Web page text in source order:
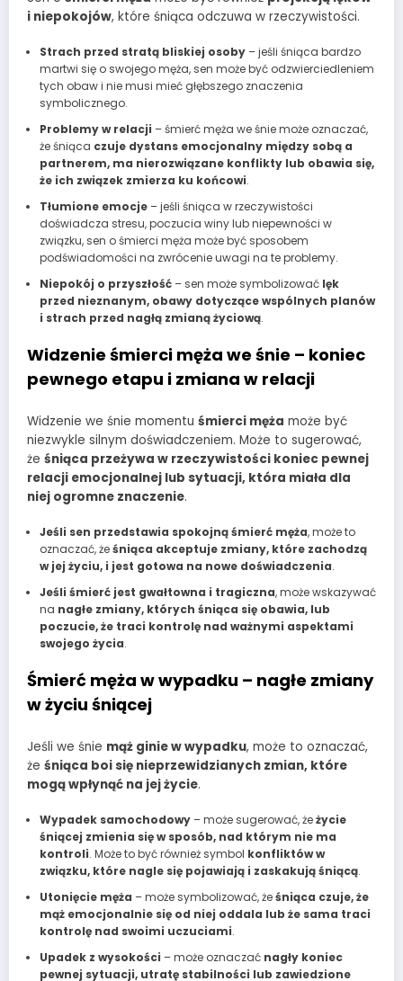
i niepokojów, które śniąca odczuwa w rzeczywistości.
Strach przed stratą bliskiej osoby– jeśli śniąca bardzo
martwi się o swojego męża, sen może być odzwierciedleniem
tych obaw i nie musi mieć głębszego znaczenia
symbolicznego.
Problemy w relacji – śmierć męża we śnie może oznaczać,
że śniąca czuje dystans emocjonalny między sobą a
partnerem, ma nierozwiązane konflikty lub obawia się,
że ich związek zmierza ku końcowi.
Tłumione emocje– jeśli śniąca w rzeczywistości
doświadcza stresu, poczucia winy lub niepewności w
związku, sen o śmierci męża może być sposobem
podświadomości na zwrócenie uwagi na te problemy.
Niepokój o przyszłość– sen może symbolizować lęk
przed nieznanym, obawy dotyczące wspólnych planów
i strach przed nagłą zmianą życiową.
Widzenie śmierci męża we śnie – koniec
pewnego etapu i zmiana w relacji
Widzenie we śnie momentu śmierci męża może być
niezwykle silnym doświadczeniem. Może to sugerować,
że śniąca przeżywa w rzeczywistości koniec pewnej
relacji emocjonalnej lub sytuacji, która miała dla
niej ogromne znaczenie.
Jeśli sen przedstawia spokojną śmierć męża, może to
oznaczać, żeśniąca akceptuje zmiany, które zachodzą
w jej życiu, i jest gotowa na nowe doświadczenia.
Jeśli śmierć jest gwałtowna i tragiczna, może wskazywać
na nagłe zmiany, których śniąca się obawia, lub
poczucie, że traci kontrolę nad ważnymi aspektami
swojego życia.
Śmierć męża w wypadku – nagłe zmiany
w życiu śniącej
Jeśli we śnie mąż ginie w wypadku, może to oznaczać,
że śniąca boi się nieprzewidzianych zmian, które
mogą wpłynąć na jej życie.
Wypadek samochodowy– może sugerować, żeżycie
śniącej zmienia się w sposób, nad którym nie ma
kontroli. Może to być również symbol konfliktów w
związku, które nagle się pojawiają i zaskakują śniącą.
Utonięcie męża – może symbolizować, żeśniąca czuje, że
mąż emocjonalnie się od niej oddala lub że sama traci
kontrolę nad swoimi uczuciami.
Upadek z wysokości – może oznaczać nagły koniec
pewnej sytuacji, utratę stabilności lub zawiedzione